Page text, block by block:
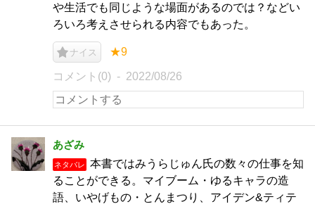
や生活でも同じような場面があるのでは？などい
ろいろ考えさせられる内容でもあった。
ナイス ★9
コメント(0) 2022/08/26
あざみ
ネタバレ
本書ではみうらじゅん氏の数々の仕事を知
ることができる。マイブーム・ゆるキャラの造
語、いやげもの・とんまつり、アイデン&ティテ